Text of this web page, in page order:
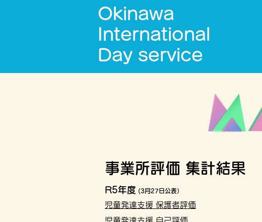
Okinawa
International
Day service
事業所評価 集計結果
R5年度 (3月27日公表）
児童発達支援 保護者評価